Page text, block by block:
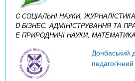
C СОЦІАЛЬНІ НАУКИ,
D БІЗНЕС, АДМІНІСТРУВАННЯ ТА
E ПРИРОДНИЧІ НАУКИ,
Донбаський